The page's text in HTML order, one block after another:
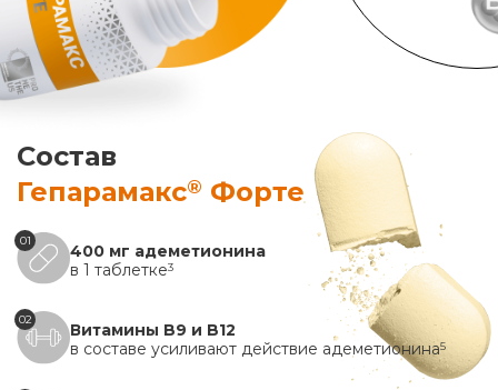
Состав
Гепарамакс® Форте
01
400 мг адеметионина
в 1 таблетке3
02
Витамины B9 и B12
в составе усиливают действие адеметионина5